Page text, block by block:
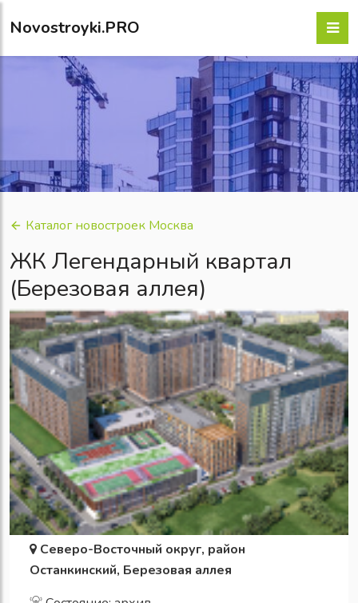
Novostroyki.PRO
Каталог новостроек Москва
ЖК Легендарный квартал
(Березовая аллея)
Северо-Восточный округ, район
Останкинский, Березовая аллея